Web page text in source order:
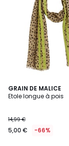
GRAIN DE MALICE
Etole longue à pois
€
au
14,99 €
5,00 € -66%